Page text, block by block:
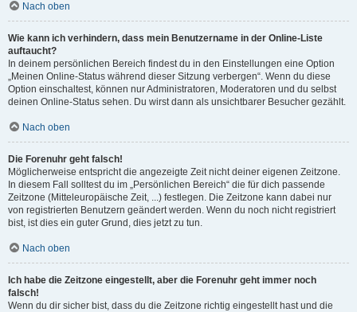
Nach oben
Wie kann ich verhindern, dass mein Benutzername in der Online-Liste
auftaucht?
In deinem persönlichen Bereich findest du in den Einstellungen eine Option
„Meinen Online-Status während dieser Sitzung verbergen“. Wenn du diese
Option einschaltest, können nur Administratoren, Moderatoren und du selbst
deinen Online-Status sehen. Du wirst dann als unsichtbarer Besucher gezählt.
Nach oben
Die Forenuhr geht falsch!
Möglicherweise entspricht die angezeigte Zeit nicht deiner eigenen Zeitzone.
In diesem Fall solltest du im „Persönlichen Bereich“ die für dich passende
Zeitzone (Mitteleuropäische Zeit, ...) festlegen. Die Zeitzone kann dabei nur
von registrierten Benutzern geändert werden. Wenn du noch nicht registriert
bist, ist dies ein guter Grund, dies jetzt zu tun.
Nach oben
Ich habe die Zeitzone eingestellt, aber die Forenuhr geht immer noch
falsch!
Wenn du dir sicher bist, dass du die Zeitzone richtig eingestellt hast und die